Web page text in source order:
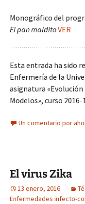
Monográfico del
El pan malditoVER
Esta entrada ha sido
Enfermería de la
asignatura «Evolución
Modelos», curso 2016-
Un comentario por
El virus Zika
13 enero, 2016
Enfermedades infecto-